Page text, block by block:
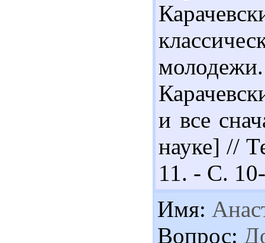
и все
науке] //
11. - С.
Имя:
Вопрос: